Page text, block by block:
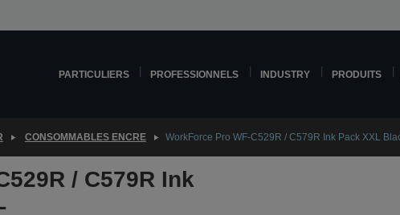
PARTICULIERS PROFESSIONNELS INDUSTRY PRODUITS
CONSOMMABLES ENCRE WorkForce Pro WF-C529R / C579R Ink Pack XXL
/ C579R Ink